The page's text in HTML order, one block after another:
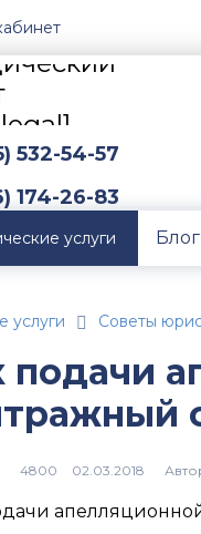
532-54-57
174-26-83
услуги Блог
услуги Советы
подачи
4800